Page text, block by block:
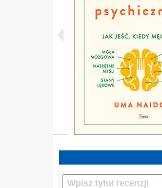
UMA NAIDOO - DIETA DLA ZDROWIA